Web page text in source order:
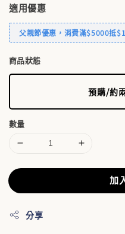
適用優惠
父親節優惠，消費滿$5000抵
商品狀態
預購/約
數量
加
分享